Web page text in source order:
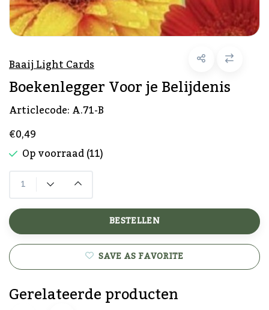
Baaij Light Cards
Boekenlegger Voor je Belijdenis
Articlecode:A.71-B
€0,49
Op voorraad (11)
BESTELLEN
SAVE AS FAVORITE
Gerelateerde producten